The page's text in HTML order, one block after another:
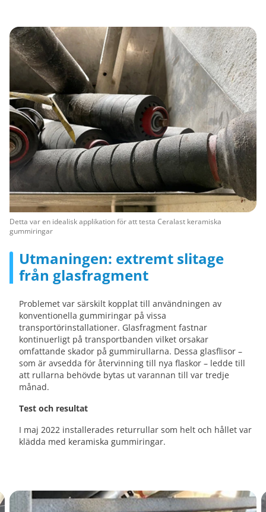
Utmaningen: extremt slitage
från glasfragment
Problemet var särskilt kopplat till användningen av
konventionella gummiringar på vissa
transportörinstallationer. Glasfragment fastnar
kontinuerligt på transportbanden vilket orsakar
omfattande skador på gummirullarna. Dessa glasflisor –
som är avsedda för återvinning till nya flaskor – ledde till
att rullarna behövde bytas ut varannan till var tredje
månad.
Test och resultat
I maj 2022 installerades returrullar som helt och hållet var
klädda med keramiska gummiringar.
Detta var en idealisk applikation för att testa Ceralast keramiska
gummiringar